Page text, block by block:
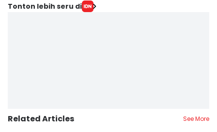
Editor
Tonton lebih seru di
Related Articles See More